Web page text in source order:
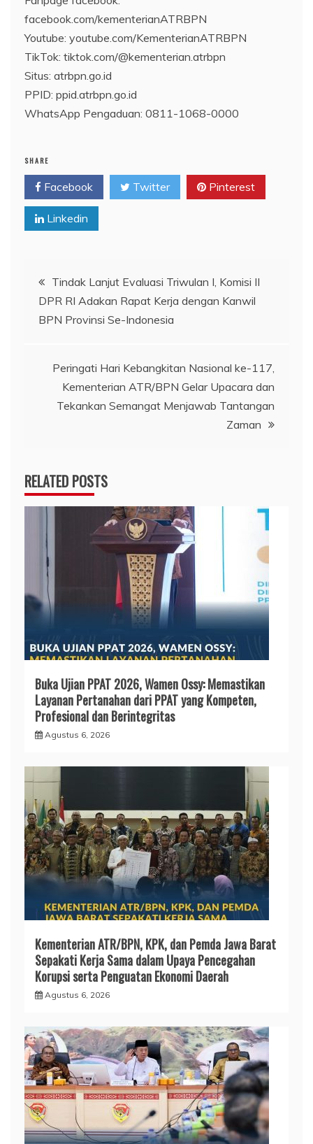
facebook.com/kementerianATRBPN
Youtube: youtube.com/KementerianATRBPN
TikTok: tiktok.com/@kementerian.atrbpn
Situs: atrbpn.go.id
PPID: ppid.atrbpn.go.id
WhatsApp Pengaduan: 0811-1068-0000
SHARE
Facebook Twitter Pinterest
Linkedin
Navigasi
pos
Tindak Lanjut Evaluasi Triwulan I, Komisi II
DPR RI Adakan Rapat Kerja dengan Kanwil
BPN Provinsi Se-Indonesia
Peringati Hari Kebangkitan Nasional ke-117,
Kementerian ATR/BPN Gelar Upacara dan
Tekankan Semangat Menjawab Tantangan
Zaman
RELATED POSTS
Buka Ujian PPAT 2026, Wamen Ossy: Memastikan
Layanan Pertanahan dari PPAT yang Kompeten,
Profesional dan Berintegritas
Agustus 6, 2026
Kementerian ATR/BPN, KPK, dan Pemda Jawa Barat
Sepakati Kerja Sama dalam Upaya Pencegahan
Korupsi serta Penguatan Ekonomi Daerah
Agustus 6, 2026